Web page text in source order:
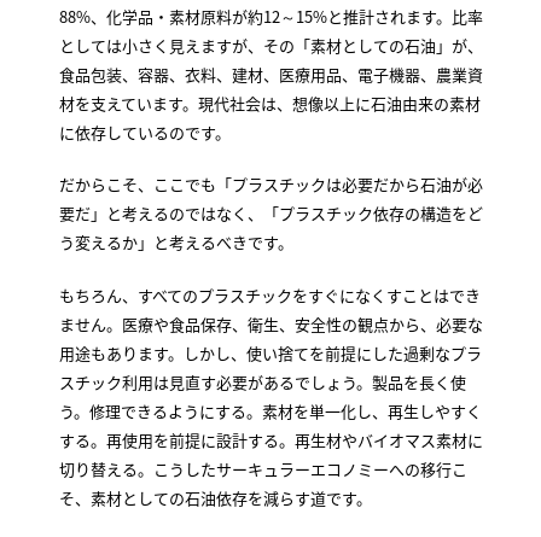
88%、化学品・素材原料が約12～15%と推計されます。比率
としては小さく見えますが、その「素材としての石油」が、
食品包装、容器、衣料、建材、医療用品、電子機器、農業資
材を支えています。現代社会は、想像以上に石油由来の素材
に依存しているのです。
だからこそ、ここでも「プラスチックは必要だから石油が必
要だ」と考えるのではなく、「プラスチック依存の構造をど
う変えるか」と考えるべきです。
もちろん、すべてのプラスチックをすぐになくすことはでき
ません。医療や食品保存、衛生、安全性の観点から、必要な
用途もあります。しかし、使い捨てを前提にした過剰なプラ
スチック利用は見直す必要があるでしょう。製品を長く使
う。修理できるようにする。素材を単一化し、再生しやすく
する。再使用を前提に設計する。再生材やバイオマス素材に
切り替える。こうしたサーキュラーエコノミーへの移行こ
そ、素材としての石油依存を減らす道です。